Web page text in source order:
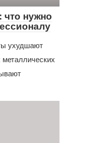
что нужно
ухудшают
металлических